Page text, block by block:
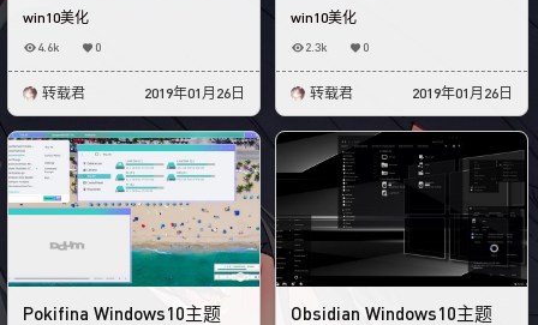
win10美化
4.6k 0
转载君 2019年01月26日
已包含在附件内 请自行选用 预览
win10美化
2.3k 0
转载君 2019年01月26日
Pokifina Windows10主题 Obsidian Windows10主题